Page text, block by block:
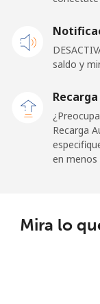
Sao
country
Saudi
saldo y
Recarga
en menos
Mira lo